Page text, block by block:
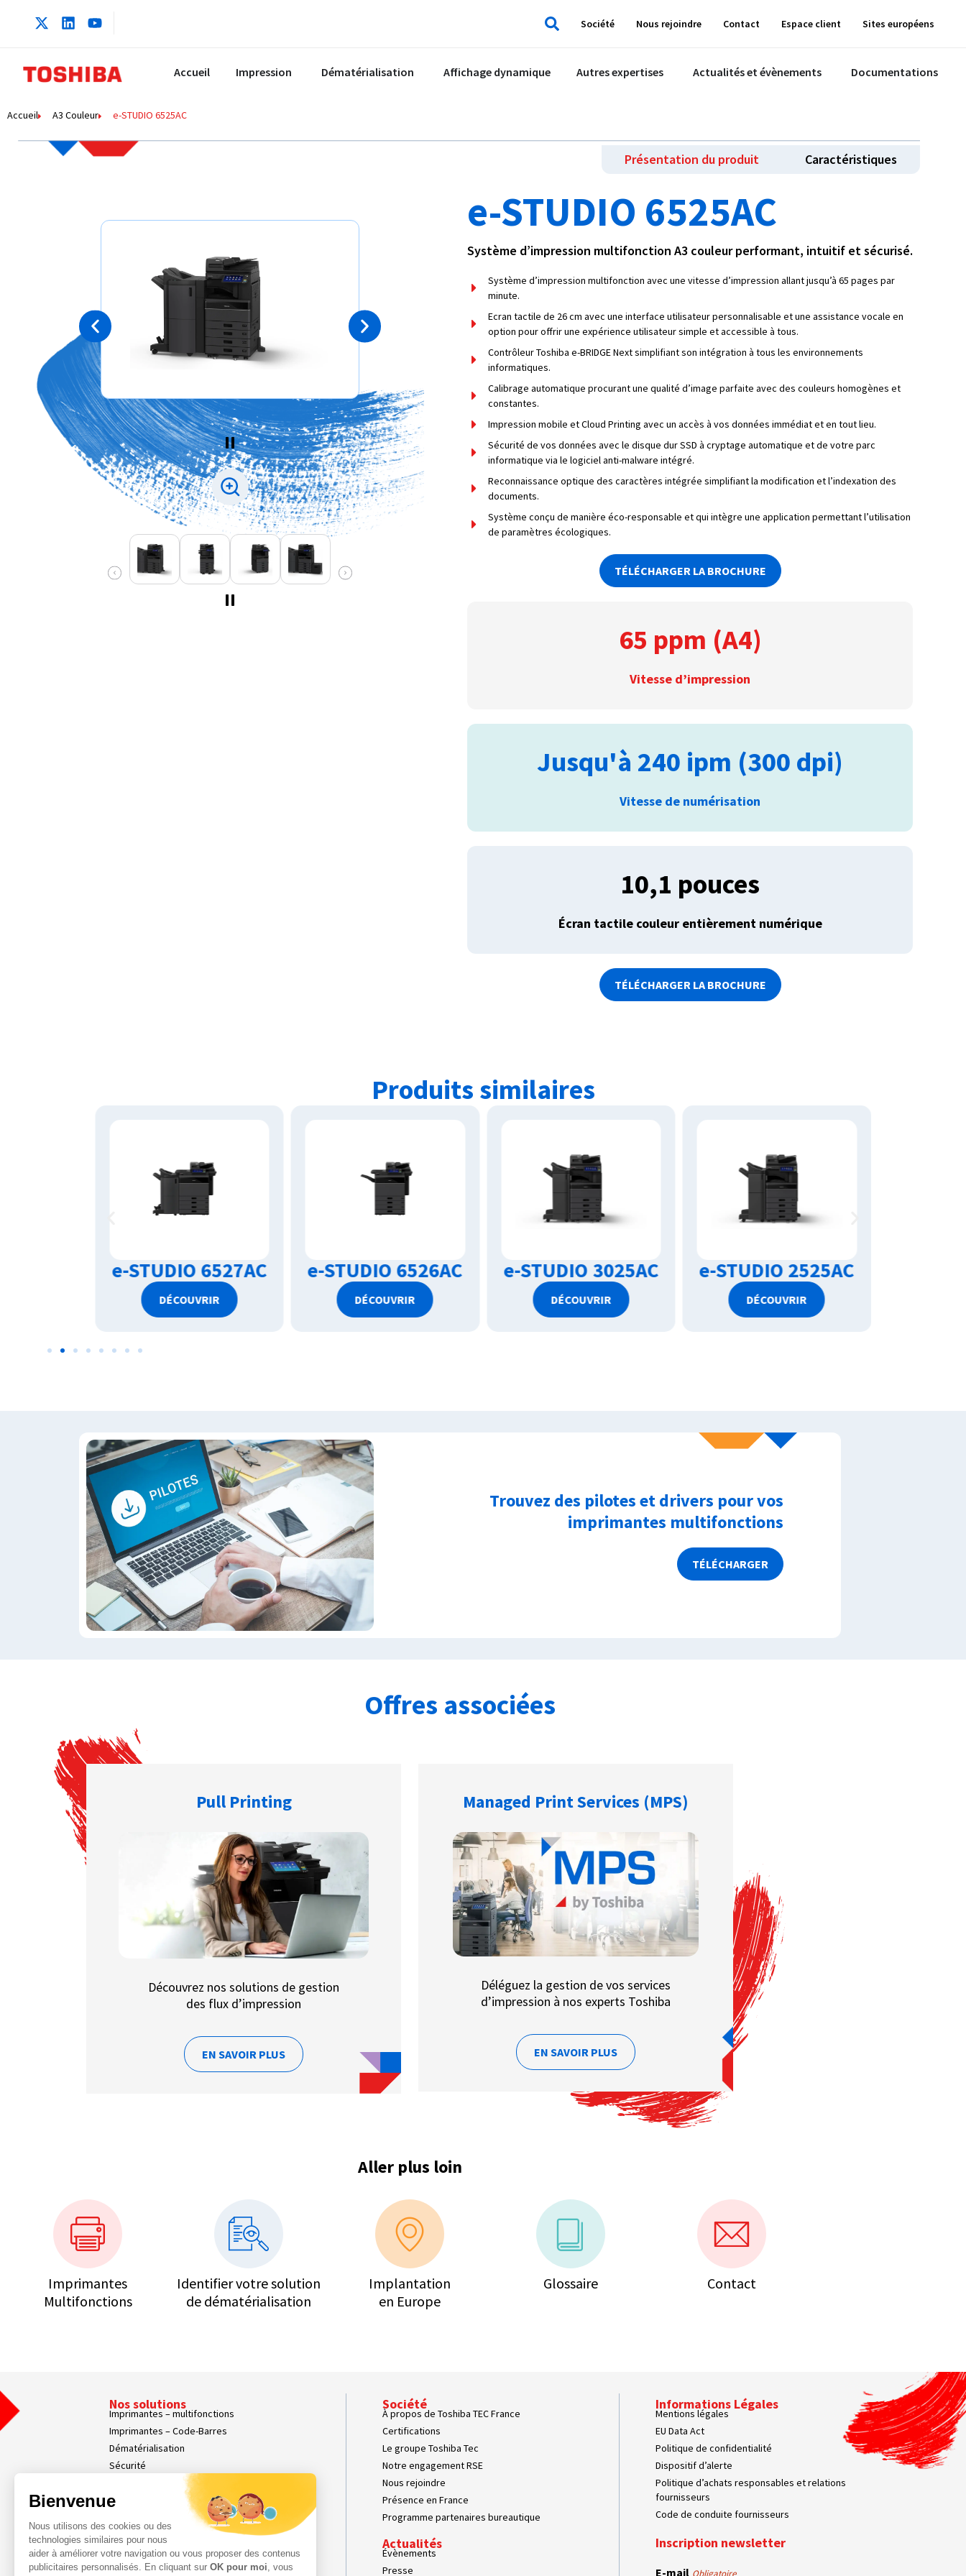
Société Nous rejoindre Contact Espace client Sites européens
Accueil Impression Dématérialisation Affichage dynamique Autres expertises Actualités et évènements Documentations
Accueil A3 Couleur e-STUDIO 6525AC
Présentation du produit Caractéristiques
e-STUDIO 6525AC
Système d’impression multifonction A3 couleur performant, intuitif et sécurisé.
Système d’impression multifonction avec une vitesse d’impression allant jusqu’à 65 pages par
minute.
Ecran tactile de 26 cm avec une interface utilisateur personnalisable et une assistance vocale en
option pour offrir une expérience utilisateur simple et accessible à tous.
Contrôleur Toshiba e-BRIDGE Next simplifiant son intégration à tous les environnements
informatiques.
Calibrage automatique procurant une qualité d’image parfaite avec des couleurs homogènes et
constantes.
Impression mobile et Cloud Printing avec un accès à vos données immédiat et en tout lieu.
Sécurité de vos données avec le disque dur SSD à cryptage automatique et de votre parc
informatique via le logiciel anti-malware intégré.
Reconnaissance optique des caractères intégrée simplifiant la modification et l’indexation des
documents.
Système conçu de manière éco-responsable et qui intègre une application permettant l’utilisation
de paramètres écologiques.
TÉLÉCHARGER LA BROCHURE
65 ppm (A4)
Vitesse d’impression
Jusqu'à 240 ipm (300 dpi)
Vitesse de numérisation
10,1 pouces
Écran tactile couleur entièrement numérique
TÉLÉCHARGER LA BROCHURE
Produits similaires
e-STUDIO 6526AC
DÉCOUVRIR
e-STUDIO 3025AC
DÉCOUVRIR
e-STUDIO 2525AC
DÉCOUVRIR
e-STUDIO 2521AC
DÉCOUVRIR
Trouvez des pilotes et drivers pour vos
imprimantes multifonctions
TÉLÉCHARGER
Offres associées
Pull Printing
Découvrez nos solutions de gestion
des flux d’impression
EN SAVOIR PLUS
Managed Print Services (MPS)
Déléguez la gestion de vos services
d’impression à nos experts Toshiba
EN SAVOIR PLUS
Aller plus loin
Imprimantes
Multifonctions
Identifier votre solution
de dématérialisation
Implantation
en Europe
Glossaire Contact
Nos solutions
Imprimantes – multifonctions
Imprimantes – Code-Barres
Dématérialisation
Sécurité
Affichage dynamique
Nos Services
Services Parc d’Impression
Services Professionnels
Demande d'assistance
Contact
Société
À propos de Toshiba TEC France
Certifications
Le groupe Toshiba Tec
Notre engagement RSE
Nous rejoindre
Présence en France
Programme partenaires bureautique
Actualités
Évènements
Presse
Informations Légales
Mentions légales
EU Data Act
Politique de confidentialité
Dispositif d’alerte
Politique d’achats responsables et relations
fournisseurs
Code de conduite fournisseurs
Inscription newsletter
E-mail Obligatoire
Bienvenue
Nous utilisons des cookies ou des
technologies similaires pour nous
aider à améliorer votre navigation ou vous proposer des contenus
publicitaires personnalisés. En cliquant sur OK pour moi , vous